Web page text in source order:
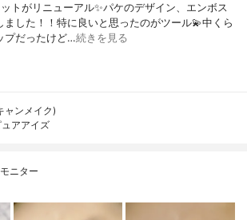
トがリニューアル✨パケのデザイン、エンボス
ました！！特に良いと思ったのがツール💫中くら
プだったけど…続きを見る
ャンメイク)
アアイズ
ニター